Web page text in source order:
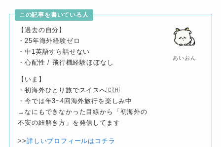
この記事を書いている人
【過去の自分】
・25年海外経験ゼロ
・中1英語すら話せない
・心配性 / 飛行機経験ほぼなし
【いま】
・初海外ひとり旅でスイスへ🇨🇭
・今では年3~4回海外旅行を楽しみ中
→なにもできなかった目線から「初海外の
不安の紐解き方」を発信してます
>>詳しいプロフィールはコチラ
あいおん